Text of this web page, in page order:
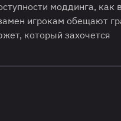
моддинга, как
игрокам обещают
который захочется